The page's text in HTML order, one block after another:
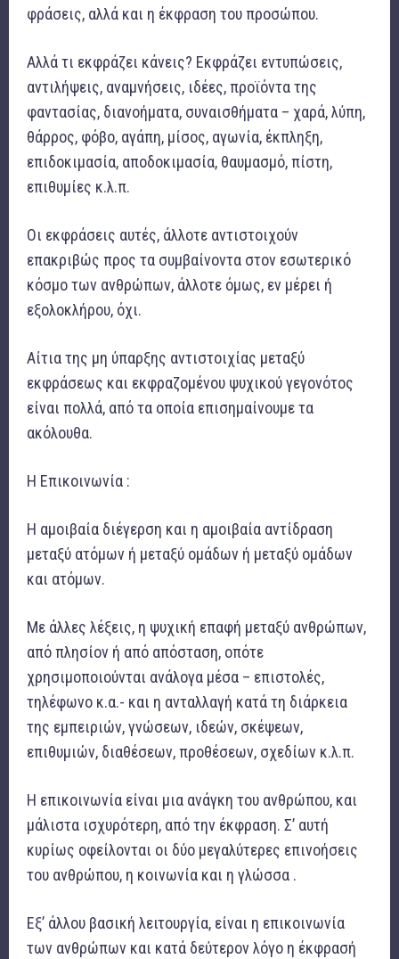
φράσεις, αλλά και η έκφραση του προσώπου.
Αλλά τι εκφράζει κάνεις? Εκφράζει εντυπώσεις,
αντιλήψεις, αναμνήσεις, ιδέες, προϊόντα της
φαντασίας, διανοήματα, συναισθήματα – χαρά, λύπη,
θάρρος, φόβο, αγάπη, μίσος, αγωνία, έκπληξη,
επιδοκιμασία, αποδοκιμασία, θαυμασμό, πίστη,
επιθυμίες κ.λ.π.
Οι εκφράσεις αυτές, άλλοτε αντιστοιχούν
επακριβώς προς τα συμβαίνοντα στον εσωτερικό
κόσμο των ανθρώπων, άλλοτε όμως, εν μέρει ή
εξολοκλήρου, όχι.
Αίτια της μη ύπαρξης αντιστοιχίας μεταξύ
εκφράσεως και εκφραζομένου ψυχικού γεγονότος
είναι πολλά, από τα οποία επισημαίνουμε τα
ακόλουθα.
Η Επικοινωνία :
Η αμοιβαία διέγερση και η αμοιβαία αντίδραση
μεταξύ ατόμων ή μεταξύ ομάδων ή μεταξύ ομάδων
και ατόμων.
Με άλλες λέξεις, η ψυχική επαφή μεταξύ ανθρώπων,
από πλησίον ή από απόσταση, οπότε
χρησιμοποιούνται ανάλογα μέσα – επιστολές,
τηλέφωνο κ.α.- και η ανταλλαγή κατά τη διάρκεια
της εμπειριών, γνώσεων, ιδεών, σκέψεων,
επιθυμιών, διαθέσεων, προθέσεων, σχεδίων κ.λ.π.
Η επικοινωνία είναι μια ανάγκη του ανθρώπου, και
μάλιστα ισχυρότερη, από την έκφραση. Σ’ αυτή
κυρίως οφείλονται οι δύο μεγαλύτερες επινοήσεις
του ανθρώπου, η κοινωνία και η γλώσσα .
Εξ’ άλλου βασική λειτουργία, είναι η επικοινωνία
των ανθρώπων και κατά δεύτερον λόγο η έκφρασή